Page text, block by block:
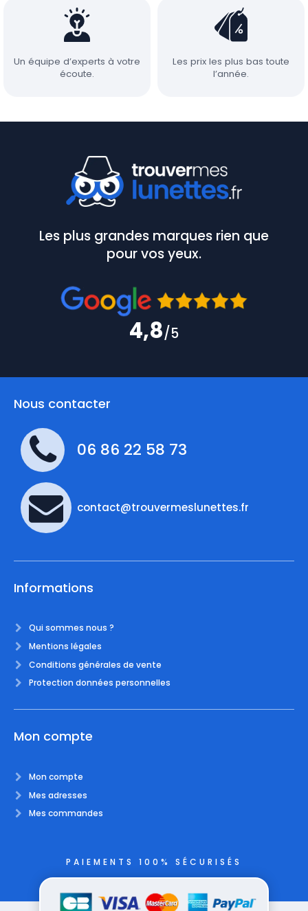
Un équipe d’experts à votre
écoute.
Les prix les plus bas toute
l’année.
Les plus grandes marques rien que
pour vos yeux.
4,8/5
Nous contacter
06 86 22 58 73
contact@trouvermeslunettes.fr
Informations
Qui sommes nous ?
Mentions légales
Conditions générales de vente
Protection données personnelles
Mon compte
Mon compte
Mes adresses
Mes commandes
PAIEMENTS 100% SÉCURISÉS